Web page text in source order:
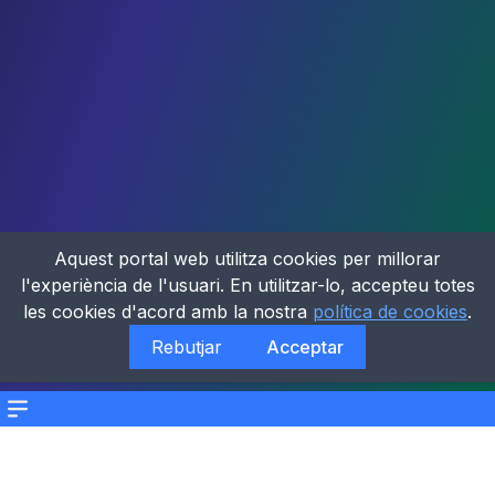
Menu
Aquest portal web utilitza cookies per millorar
l'experiència de l'usuari. En utilitzar-lo, accepteu totes
les cookies d'acord amb la nostra política de cookies.
Rebutjar
Acceptar